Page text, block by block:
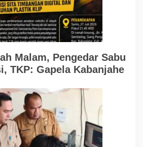
Malam, Pengedar Sabu
TKP: Gapela Kabanjahe